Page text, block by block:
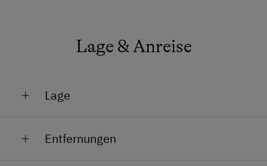
Lage & Anreise
Lage
Lage im Grünen
Entfernungen